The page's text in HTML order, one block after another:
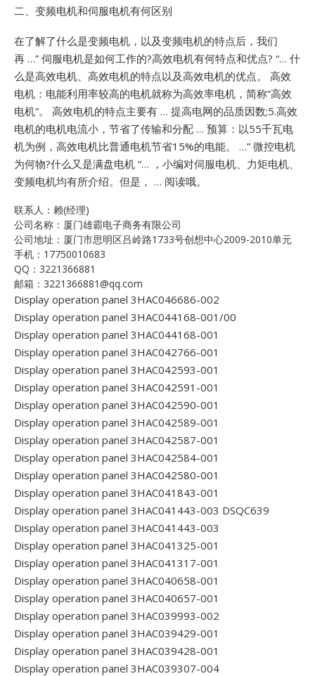
二、变频电机和伺服电机有何区别
在了解了什么是变频电机，以及变频电机的特点后，我们
再 …” 伺服电机是如何工作的?高效电机有何特点和优点? “… 什
么是高效电机、高效电机的特点以及高效电机的优点。 高效
电机：电能利用率较高的电机就称为高效率电机，简称“高效
电机”。 高效电机的特点主要有 … 提高电网的品质因数;5.高效
电机的电机电流小，节省了传输和分配 … 预算：以55千瓦电
机为例，高效电机比普通电机节省15%的电能。 …” 微控电机
为何物?什么又是满盘电机 “… ，小编对伺服电机、力矩电机、
变频电机均有所介绍。但是， … 阅读哦。
联系人：赖(经理)
公司名称：厦门雄霸电子商务有限公司
公司地址：厦门市思明区吕岭路1733号创想中心2009-2010单元
手机：17750010683
QQ：3221366881
邮箱：3221366881@qq.com
Display operation panel 3HAC046686-002
Display operation panel 3HAC044168-001/00
Display operation panel 3HAC044168-001
Display operation panel 3HAC042766-001
Display operation panel 3HAC042593-001
Display operation panel 3HAC042591-001
Display operation panel 3HAC042590-001
Display operation panel 3HAC042589-001
Display operation panel 3HAC042587-001
Display operation panel 3HAC042584-001
Display operation panel 3HAC042580-001
Display operation panel 3HAC041843-001
Display operation panel 3HAC041443-003 DSQC639
Display operation panel 3HAC041443-003
Display operation panel 3HAC041325-001
Display operation panel 3HAC041317-001
Display operation panel 3HAC040658-001
Display operation panel 3HAC040657-001
Display operation panel 3HAC039993-002
Display operation panel 3HAC039429-001
Display operation panel 3HAC039428-001
Display operation panel 3HAC039307-004